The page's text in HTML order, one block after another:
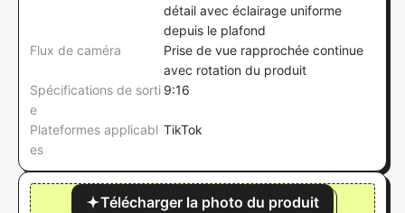
détail avec éclairage uniforme
depuis le plafond
Flux de caméra
Prise de vue rapprochée continue
avec rotation du produit
Spécifications de sorti
e
9:16
Plateformes applicabl
es
TikTok
Télécharger la photo du produit